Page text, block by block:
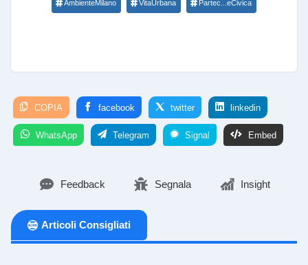
AmbienteMilano VitaUrbana Partec...eCivica
COPIA facebook twitter linkedin
WhatsApp Telegram Signal Embed
Feedback Segnala Insight
Articoli Consigliati